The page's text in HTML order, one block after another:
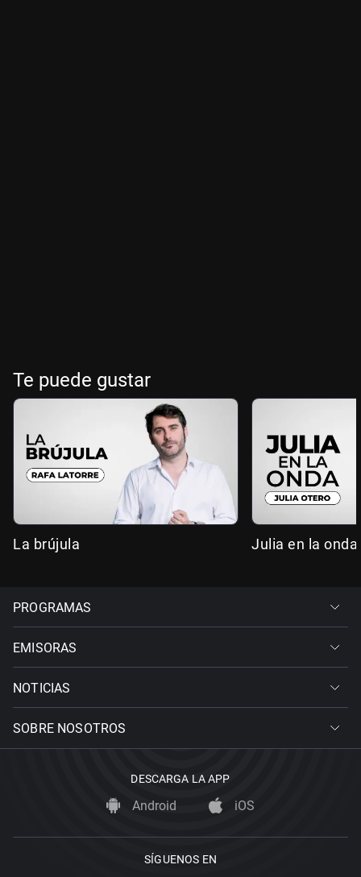
Te puede gustar
La brújula Julia en la onda
PROGRAMAS
EMISORAS
NOTICIAS
SOBRE NOSOTROS
DESCARGA LA APP
Android iOS
SÍGUENOS EN